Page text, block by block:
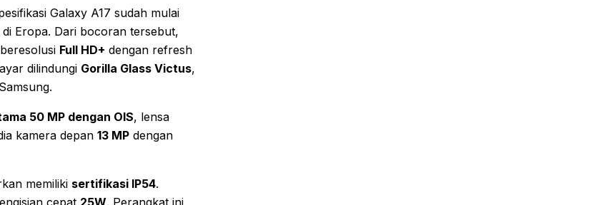
Galaxy A17 sudah mulai
Eropa. Dari bocoran tersebut,
beresolusi Full HD+ dengan refresh
dilindungi Gorilla Glass Victus,
50 MP dengan OIS, lensa
kamera depan 13 MP dengan
memiliki sertifikasi IP54.
cepat 25W. Perangkat ini